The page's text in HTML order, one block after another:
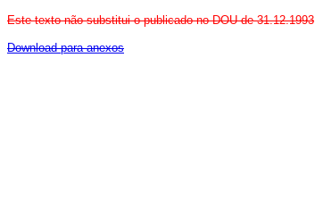
Este texto não substitui o publicado no DOU de 31.12.1993
Download para anexos